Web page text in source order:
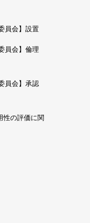
員会】設置
員会】倫理
員会】承認
性の評価に関